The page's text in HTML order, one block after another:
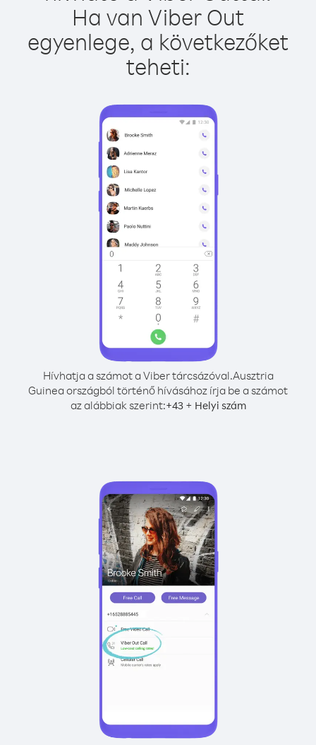
Ha van Viber Out
egyenlege, a következőket
teheti:
Hívhatja a számot a Viber tárcsázóval.Ausztria
Guinea országból történő hívásához írja be a számot
az alábbiak szerint:+43+ Helyi szám